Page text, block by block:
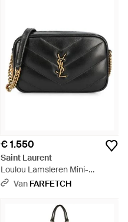
€ 1.550
Saint Laurent
Loulou Lamsleren Mini-
Cameratas - Zwart
Van FARFETCH